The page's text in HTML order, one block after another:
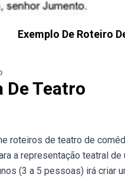
Exemplo De Roteiro
De Teatro
roteiros de teatro de
a representação teatral
(3 a 5 pessoas) irá criar